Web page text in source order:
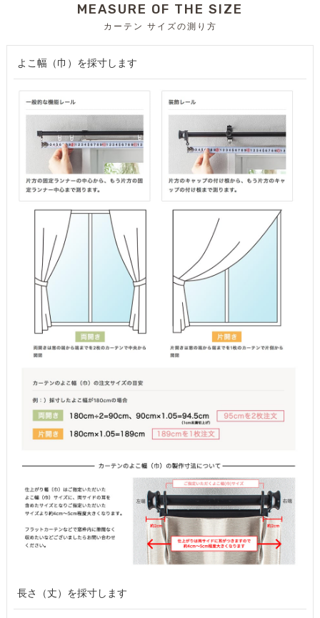
MEASURE OF THE SIZE
カーテン サイズの測り方
よこ幅（巾）を採寸します
長さ（丈）を採寸します